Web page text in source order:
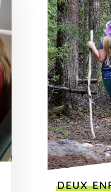
DEUX